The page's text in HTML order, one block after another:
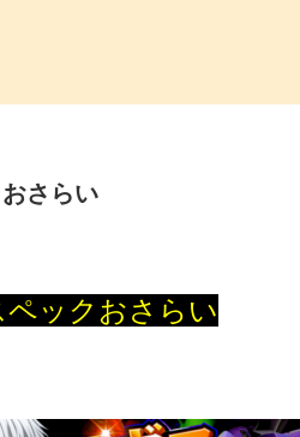
さらい
ペックおさらい